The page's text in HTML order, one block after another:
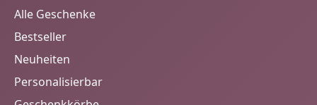
Alle Geschenke
Bestseller
Neuheiten
Personalisierbar